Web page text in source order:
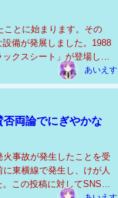
ことに始まります。その
備が発展しました。1988
クスシート」が登場し、
あいえす
両論でにぎやかな
事故が発生したことを受
東横線で発生し、けが人
この投稿に対してSNSで